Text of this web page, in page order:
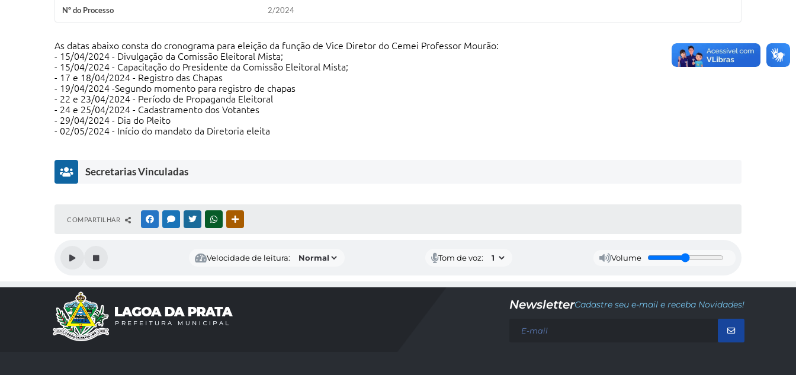
Nº do Processo 2/2024
As datas abaixo consta do cronograma para eleição da função de Vice Diretor do Cemei Professor Mourão:
- 15/04/2024 - Divulgação da Comissão Eleitoral Mista;
- 15/04/2024 - Capacitação do Presidente da Comissão Eleitoral Mista;
- 17 e 18/04/2024 - Registro das Chapas
- 19/04/2024 -Segundo momento para registro de chapas
- 22 e 23/04/2024 - Período de Propaganda Eleitoral
- 24 e 25/04/2024 - Cadastramento dos Votantes
- 29/04/2024 - Dia do Pleito
- 02/05/2024 - Início do mandato da Diretoria eleita
Secretarias Vinculadas
e
d
e
COMPARTILHAR FACEBOOKMESSENGER
TWITTERWHATSAPP
Velocidade de leitura: Tom de voz: Volume
NewsletterCadastre seu e-mail e receba Novidades!